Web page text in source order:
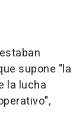
supone "la
la lucha